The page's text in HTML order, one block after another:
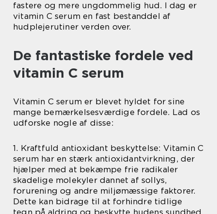
fastere og mere ungdommelig hud. I dag er
vitamin C serum en fast bestanddel af
hudplejerutiner verden over.
De fantastiske fordele ved
vitamin C serum
Vitamin C serum er blevet hyldet for sine
mange bemærkelsesværdige fordele. Lad os
udforske nogle af disse:
1. Kraftfuld antioxidant beskyttelse: Vitamin C
serum har en stærk antioxidantvirkning, der
hjælper med at bekæmpe frie radikaler
skadelige molekyler dannet af sollys,
forurening og andre miljømæssige faktorer.
Dette kan bidrage til at forhindre tidlige
tegn på aldring og beskytte hudens sundhed.